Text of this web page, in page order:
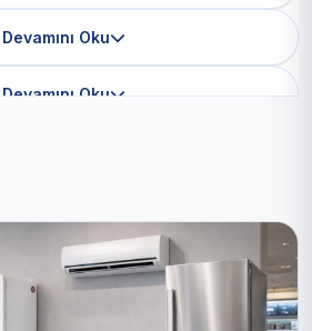
Devamını Oku
Devamını Oku